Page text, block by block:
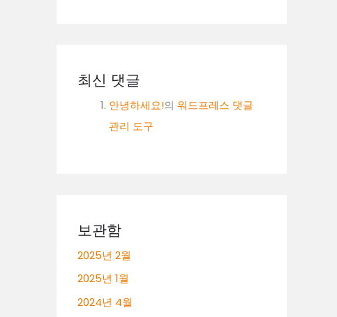
최신 댓글
안녕하세요!의 워드프레스 댓글
관리 도구
보관함
2025년 2월
2025년 1월
2024년 4월